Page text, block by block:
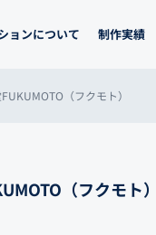
ョンについて 制作実績
（フクモト）
（フクモト